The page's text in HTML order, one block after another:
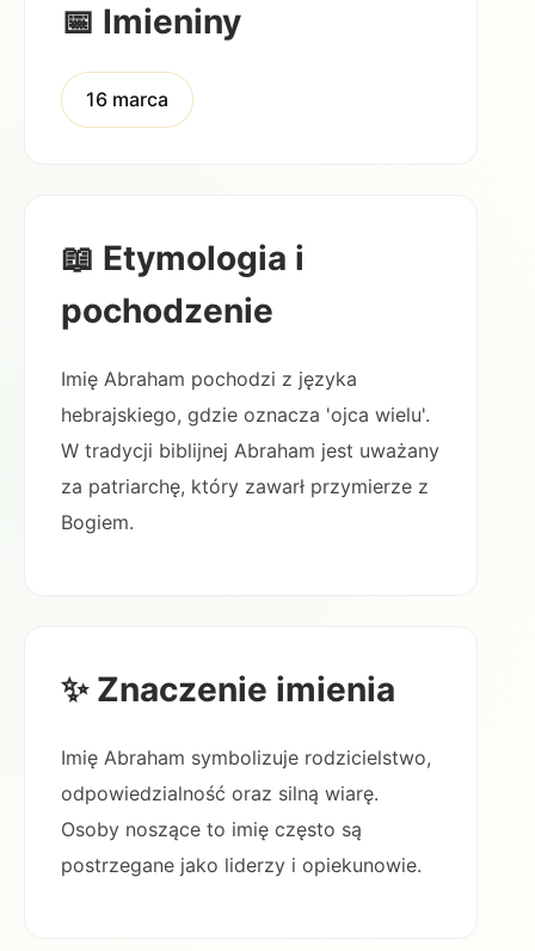
📅 Imieniny
16 marca
📖 Etymologia i
pochodzenie
Imię Abraham pochodzi z języka
hebrajskiego, gdzie oznacza 'ojca wielu'.
W tradycji biblijnej Abraham jest uważany
za patriarchę, który zawarł przymierze z
Bogiem.
✨ Znaczenie imienia
Imię Abraham symbolizuje rodzicielstwo,
odpowiedzialność oraz silną wiarę.
Osoby noszące to imię często są
postrzegane jako liderzy i opiekunowie.